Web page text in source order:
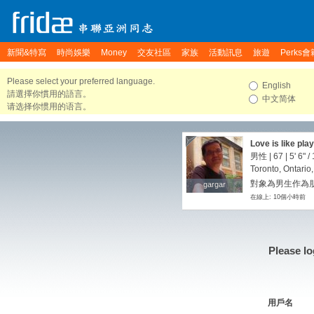
新聞&特寫 時尚娛樂 Money 交友社區 家族 活動訊息 旅遊 Perks會
Please select your preferred language.
請選擇你慣用的語言。
请选择你惯用的语言。
English
中文简体
gargar
gargar
Love is like
cards in your
男性 | 67 | 5' 6" /
Toronto,
對象為男生作為
在線上: 10個小時前
Please
用戶名